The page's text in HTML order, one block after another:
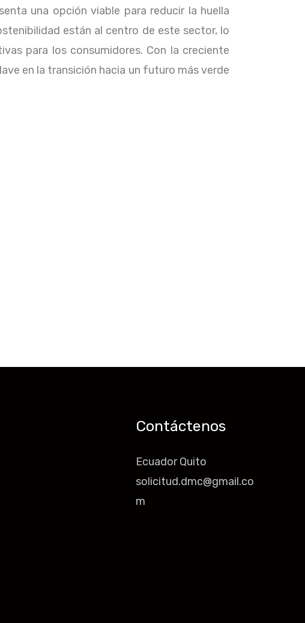
una opción viable para reducir la huella
están al centro de este sector, lo
para los consumidores. Con la creciente
en la transición hacia un futuro más verde
Contáctenos
Ecuador Quito
solicitud.dmc@gmail.co
m